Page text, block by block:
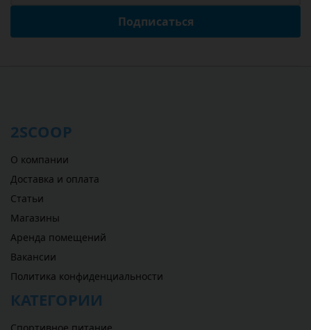
Подписаться
2SCOOP
О компании
Доставка и оплата
Статьи
Магазины
Аренда помещений
Вакансии
Политика конфиденциальности
КАТЕГОРИИ